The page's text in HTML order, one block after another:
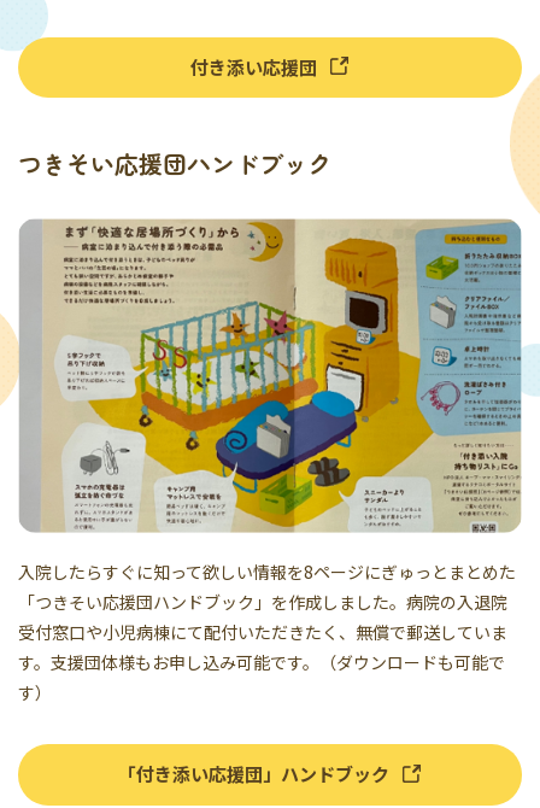
付き添い応援団
つきそい応援団ハンドブック
入院したらすぐに知って欲しい情報を8ページにぎゅっとまとめた
「つきそい応援団ハンドブック」を作成しました。病院の入退院
受付窓口や小児病棟にて配付いただきたく、無償で郵送していま
す。支援団体様もお申し込み可能です。（ダウンロードも可能で
す）
「付き添い応援団」ハンドブック